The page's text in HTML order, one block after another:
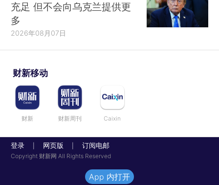
充足 但不会向乌克兰提供更
多
2026年08月07日
财新移动
财新 财新周刊 Caixin
登录 网页版 订阅电邮
Copyright 财新网 All Rights Reserved
App 内打开